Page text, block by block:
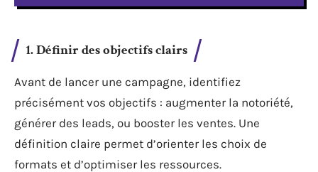
1. Définir des objectifs clairs
Avant de lancer une campagne, identifiez
précisément vos objectifs : augmenter la notoriété,
générer des leads, ou booster les ventes. Une
définition claire permet d’orienter les choix de
formats et d’optimiser les ressources.